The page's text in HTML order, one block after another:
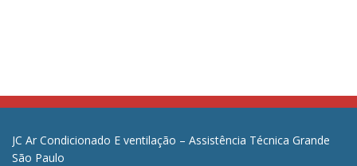
JC Ar Condicionado E ventilação – Assistência Técnica Grande
São Paulo